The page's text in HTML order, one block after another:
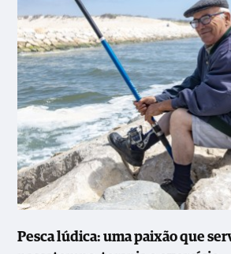
Pesca lúdica: uma paixão que